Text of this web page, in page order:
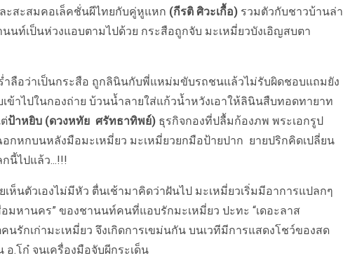
ะสะสมคอเล็คชั่นผีไทยกับคู่หูแหก (กีรติ ศิวะเกื้อ) รวมตัวกับชาวบ้านล่า
นท์เป็นห่วงแอบตามไปด้วย กระสือถูกจับ มะเหมี่ยวบังเอิญสบตา
ลือว่าเป็นกระสือ ถูกลินินกับพี่แหม่มขับรถชนแล้วไม่รับผิดชอบแถมยัง
ข้าไปในกองถ่าย บ้วนน้ำลายใส่แก้วน้ำหวังเอาให้ลินินสืบทอดทายาท
ป้าหยิบ (ดวงหทัย ศรัทธาทิพย์) ธุรกิจกองที่ปลื้มก้องภพ พระเอกรูป
กหกบนหลังมือมะเหมี่ยว มะเหมี่ยวยกมือป้ายปาก ยายปริกคิดเปลี่ยน
นี้ไปแล้ว...!!!
วเองไม่มีหัว ตื่นเช้ามาคิดว่าฝันไป มะเหมี่ยวเริ่มมีอาการแปลกๆ
มหานคร” ของชานนท์คนที่แอบรักมะเหมี่ยว ปะทะ “เดอะลาส
นรักเก่ามะเหมี่ยว จึงเกิดการเขม่นกัน บนเวทีมีการแสดงโชว์ของสด
อ.โก๋ จนเครื่องมือจับผีกระเด็น